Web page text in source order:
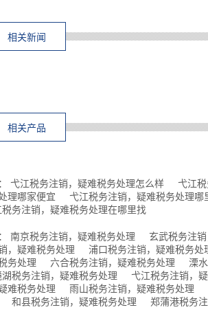
相关新闻
相关产品
弋江税务注销，疑难税务处理怎么样
弋江
理哪家便宜
弋江税务注销，疑难税务处理哪
税务注销，疑难税务处理在哪里找
南京税务注销，疑难税务处理 玄武税务注
，疑难税务处理
浦口税务注销，疑难税务处
务处理
六合税务注销，疑难税务处理
溧
湖税务注销，疑难税务处理 弋江税务注销，
难税务处理
雨山税务注销，疑难税务处理
和县税务注销，疑难税务处理 郑蒲港税务